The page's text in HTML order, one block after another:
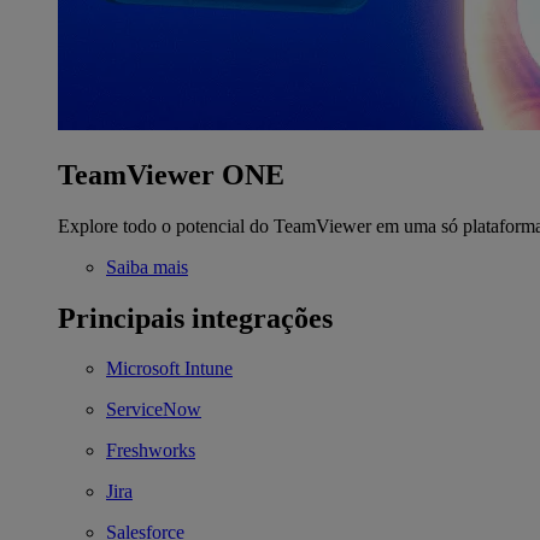
TeamViewer ONE
Explore todo o potencial do TeamViewer em uma só
Saiba mais
Principais integrações
Microsoft Intune
ServiceNow
Freshworks
Jira
Salesforce